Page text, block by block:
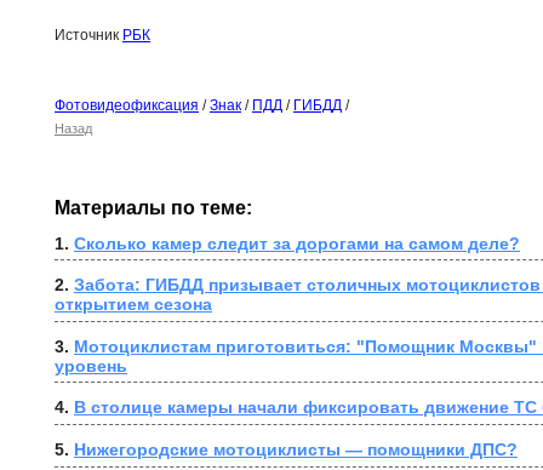
Источник РБК
Фотовидеофиксация /Знак / ПДД / ГИБДД /
Назад
Материалы по теме:
1. Сколько камер следит за дорогами на самом деле?
2. Забота: ГИБДД призывает столичных мотоциклистов
открытием сезона
3. Мотоциклистам приготовиться: "Помощник
уровень
4. В столице камеры начали фиксировать движение ТС
5. Нижегородские мотоциклисты — помощники ДПС?